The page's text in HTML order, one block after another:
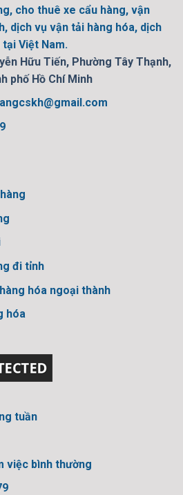
cho thuê xe cẩu hàng, vận
dịch vụ vận tải hàng hóa, dịch
Việt Nam.
Hữu Tiến, Phường Tây Thạnh,
phố Hồ Chí Minh
đi tỉnh
hóa ngoại thành
hóa
tuần
việc bình thường